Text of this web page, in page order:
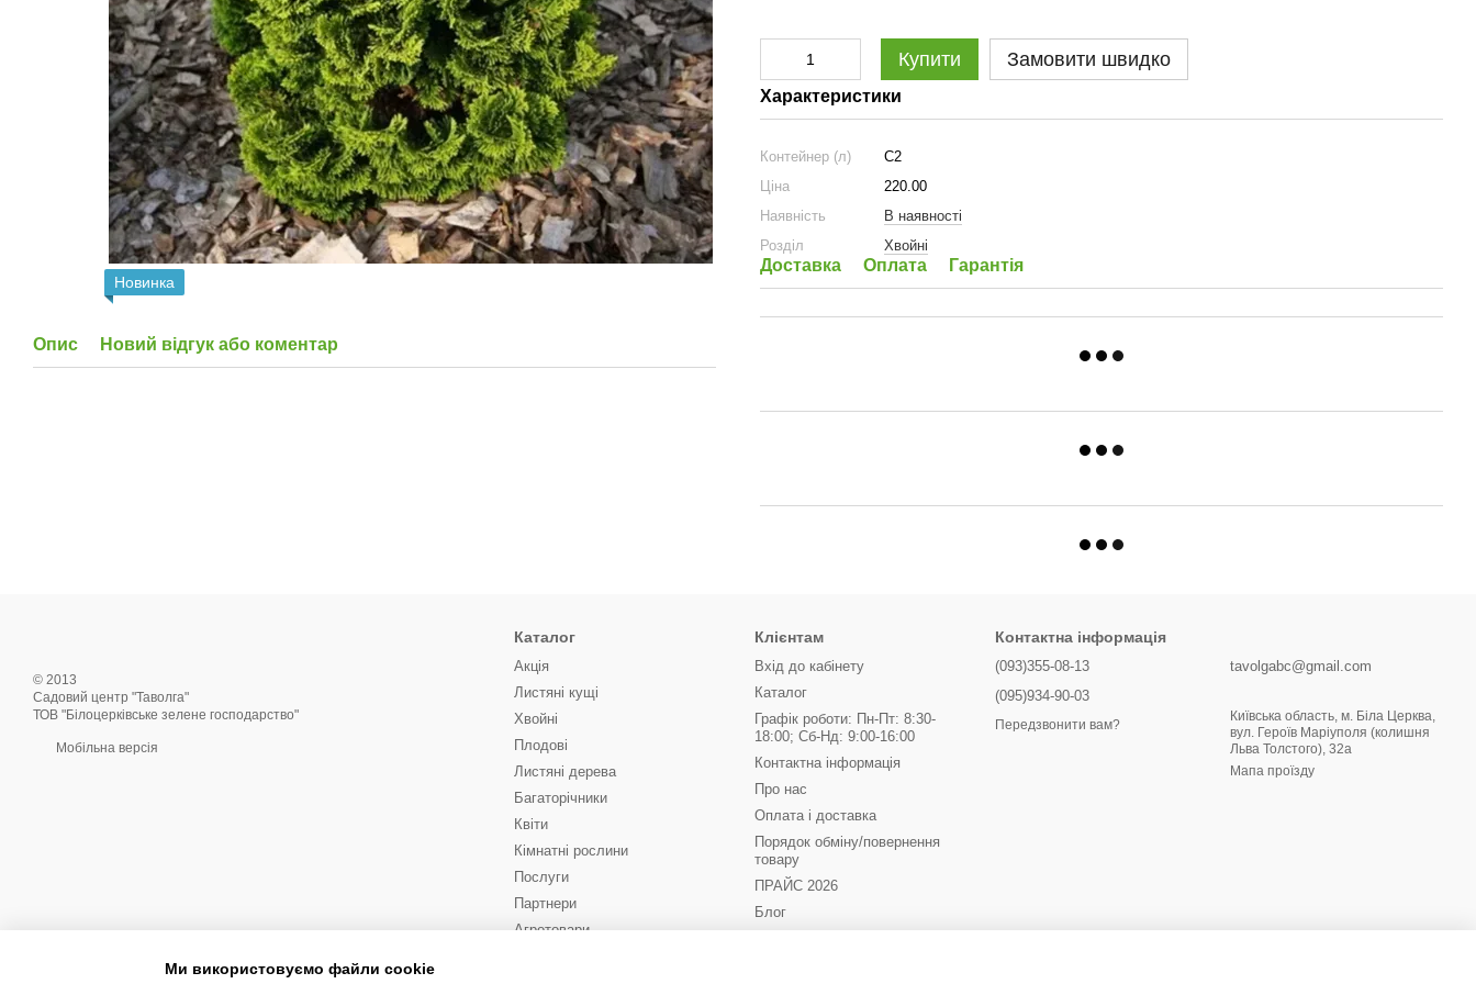
Новинка
Опис Новий відгук або коментар
Купити Замовити швидко
Характеристики
Контейнер (л)
C2
Ціна
220.00
Наявність
В наявності
Розділ
Хвойні
Доставка Оплата Гарантія
© 2013
Садовий центр "Таволга"
ТОВ "Білоцерківське зелене господарство"
Мобільна версія
Каталог
Акція
Листяні кущі
Хвойні
Плодові
Листяні дерева
Багаторічники
Квіти
Кімнатні рослини
Послуги
Партнери
Агротовари
Клієнтам
Вхід до кабінету
Каталог
Графік роботи: Пн-Пт: 8:30-
18:00; Сб-Нд: 9:00-16:00
Контактна інформація
Про нас
Оплата і доставка
Порядок обміну/повернення
товару
ПРАЙС 2026
Блог
Контактна інформація
(093)355-08-13
(095)934-90-03
Передзвонити вам?
tavolgabc@gmail.com
Київська область, м. Біла Церква,
вул. Героїв Маріуполя (колишня
Льва Толстого), 32a
Мапа проїзду
Ми використовуємо файли cookie